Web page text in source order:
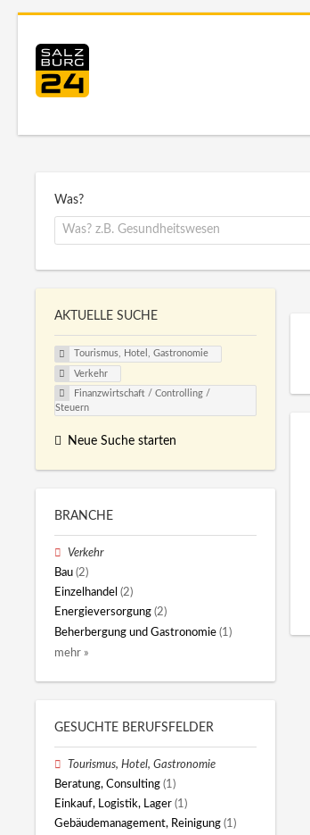
Was?
AKTUELLE SUCHE
Tourismus, Hotel, Gastronomie
Verkehr
Finanzwirtschaft / Controlling /
Steuern
Neue Suche starten
BRANCHE
Verkehr
Bau (2)
Einzelhandel (2)
Energieversorgung (2)
Beherbergung und Gastronomie (1)
mehr »
GESUCHTE BERUFSFELDER
Tourismus, Hotel, Gastronomie
Beratung, Consulting (1)
Einkauf, Logistik, Lager (1)
Gebäudemanagement, Reinigung (1)